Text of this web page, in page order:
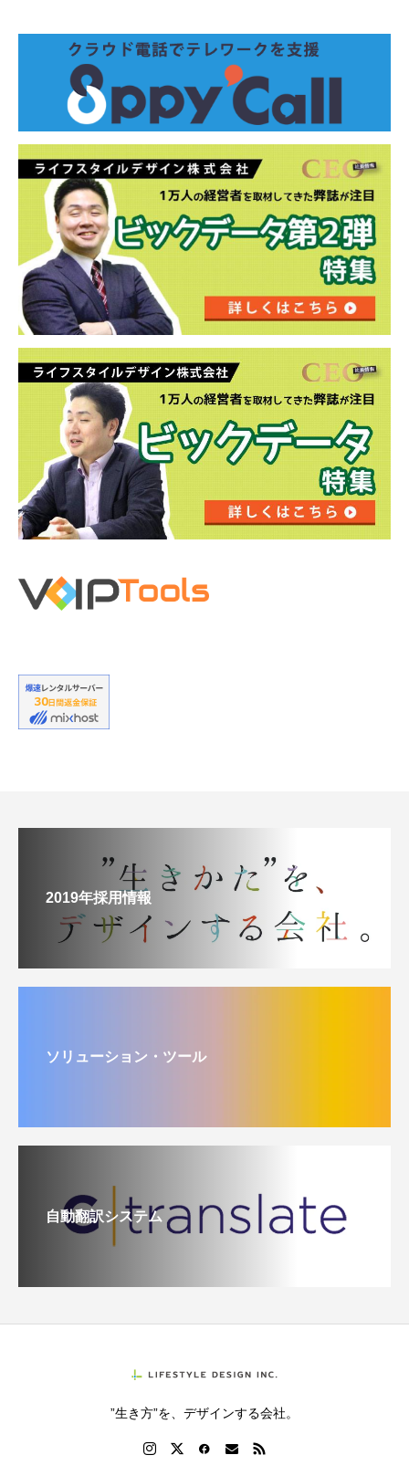
2019年採用情報
ソリューション・ツール
自動翻訳システム
”生き方”を、デザインする会社。